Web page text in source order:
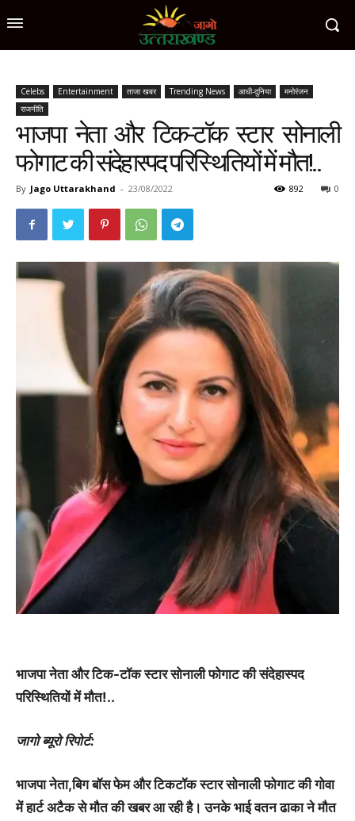
Celebs Entertainment ताजा खबर Trending News आधी-दुनिया
मनोरंजन
राजनीति
भाजपा नेता और टिक-टॉक स्टार सोनाली
फोगाट की संदेहास्पद परिस्थितियों में मौत!..
By Jago Uttarakhand - 23/08/2022 0
892
भाजपा नेता और टिक-टॉक स्टार सोनाली फोगाट की संदेहास्पद
परिस्थितियों में मौत!..
जागो ब्यूरो रिपोर्ट:
भाजपा नेता,बिग बॉस फेम और टिकटॉक स्टार सोनाली फोगाट की गोवा
में हार्ट अटैक से मौत की खबर आ रही है। उनके भाई वतन ढाका ने मौत